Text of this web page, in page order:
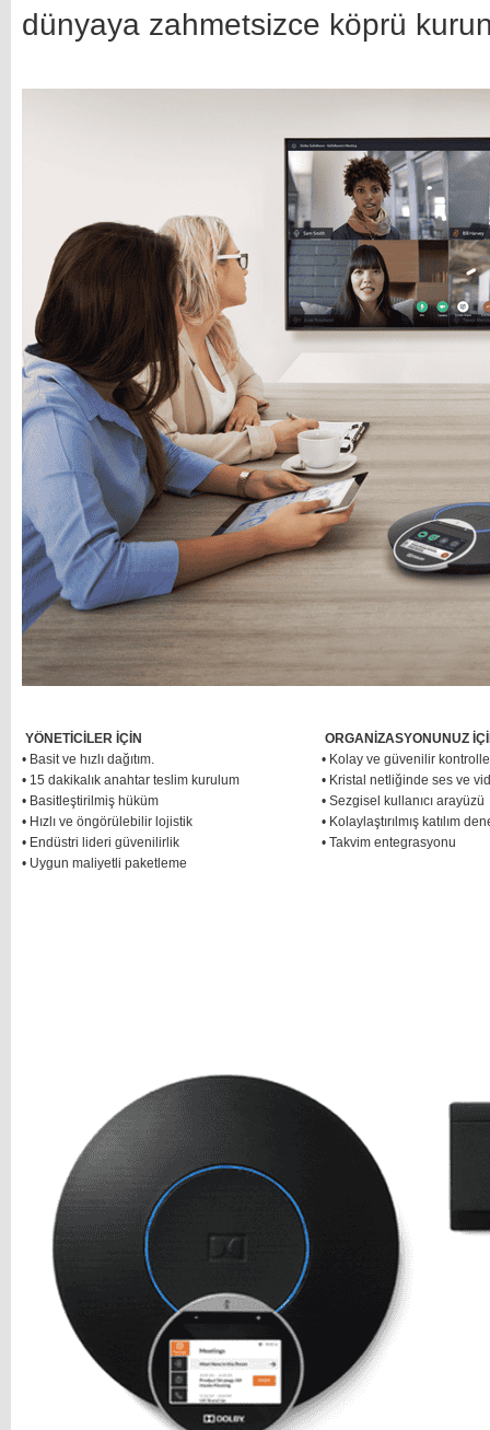
dünyaya zahmetsizce köprü
YÖNETİCİLER İÇİN
• Basit ve hızlı dağıtım.
• 15 dakikalık anahtar teslim kurulum
• Basitleştirilmiş hüküm
• Hızlı ve öngörülebilir lojistik
• Endüstri lideri güvenilirlik
• Uygun maliyetli paketleme
ORGANİZASYONUNUZ
• Kolay ve güvenilir
• Kristal netliğinde ses ve
• Sezgisel kullanıcı arayüzü
• Kolaylaştırılmış katılım
• Takvim entegrasyonu